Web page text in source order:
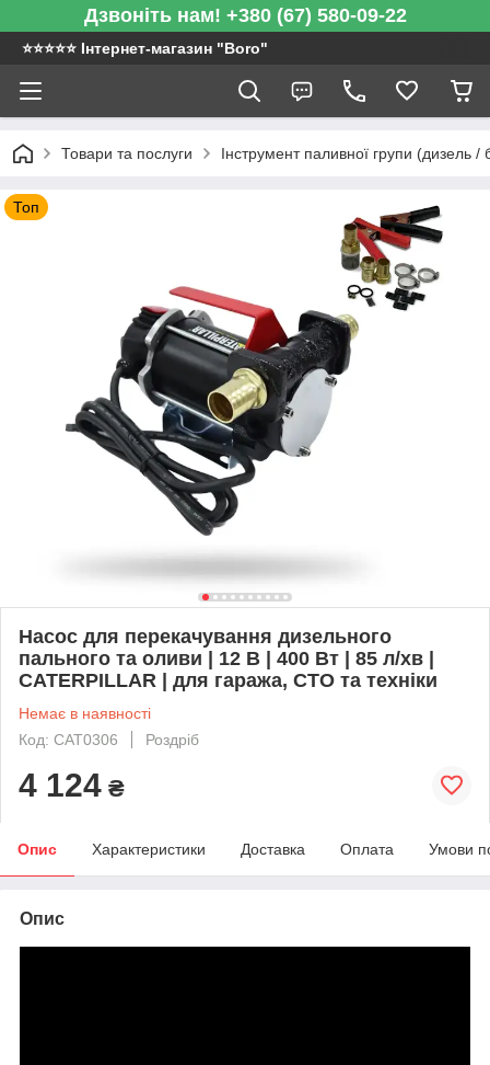
Дзвоніть нам! +380 (67) 580-09-22
⭐️⭐️⭐️⭐️⭐️ Інтернет-магазин "Boro"
Товари та послуги Інструмент паливної групи (дизель /
Топ
Насос для перекачування дизельного
пального та оливи | 12 В | 400 Вт | 85 л/хв |
CATERPILLAR | для гаража, СТО та техніки
Немає в наявності
Код: CAT0306
Роздріб
4 124 ₴
Опис Характеристики Доставка Оплата Умови
Опис